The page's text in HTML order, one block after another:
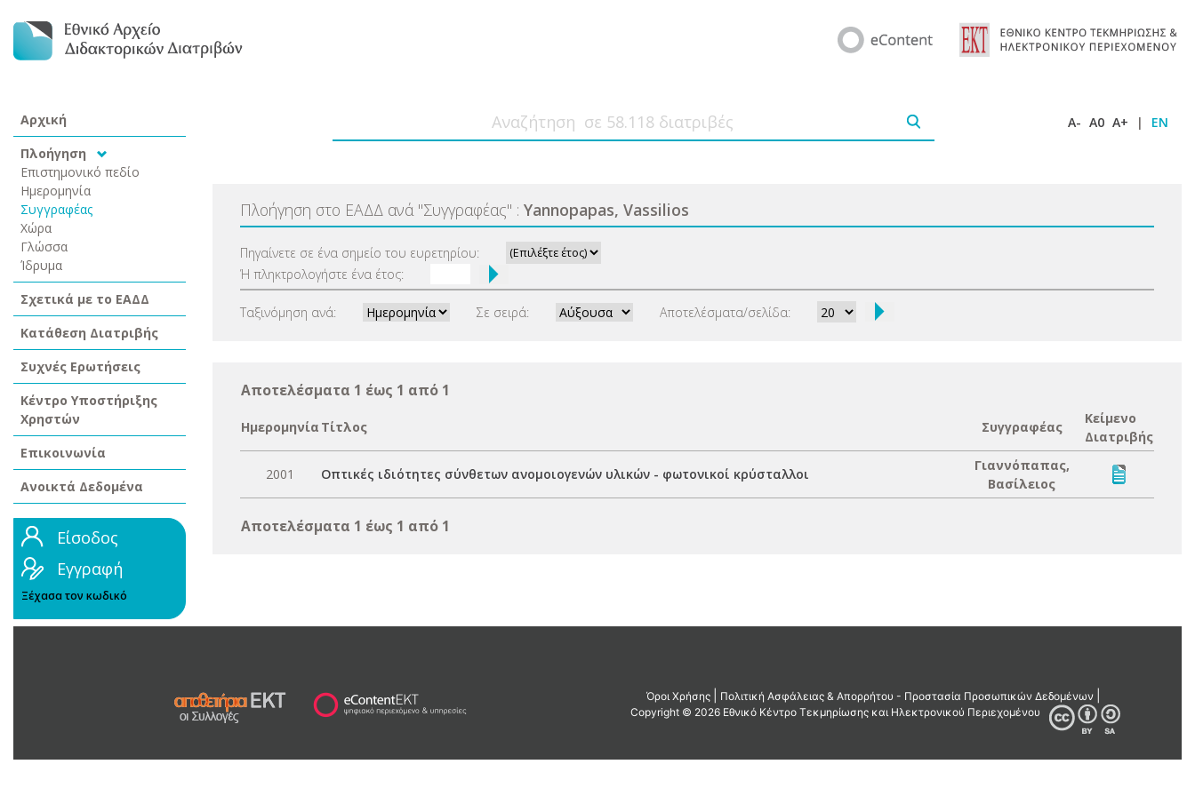
Αρχική
Πλοήγηση
Επιστημονικό πεδίο
Ημερομηνία
Συγγραφέας
Χώρα
Γλώσσα
Ίδρυμα
Σχετικά με το ΕΑΔΔ
Κατάθεση Διατριβής
Συχνές Ερωτήσεις
Κέντρο Υποστήριξης
Χρηστών
Επικοινωνία
Ανοικτά Δεδομένα
Είσοδος
Εγγραφή
Ξέχασα τον κωδικό
A- A0 A+ | EN
Πλοήγηση στο ΕΑΔΔ ανά "Συγγραφέας" : Yannopapas, Vassilios
Πηγαίνετε σε ένα σημείο του ευρετηρίου:
Ή πληκτρολογήστε ένα έτος:
Ταξινόμηση ανά: Σε σειρά: Αποτελέσματα/σελίδα:
Αποτελέσματα 1 έως 1 από 1
Ημερομηνία Τίτλος Συγγραφέας
Κείμενο
Διατριβής
2001 Οπτικές ιδιότητες σύνθετων ανομοιογενών υλικών - φωτονικοί κρύσταλλοι
Γιαννόπαπας,
Βασίλειος
Αποτελέσματα 1 έως 1 από 1